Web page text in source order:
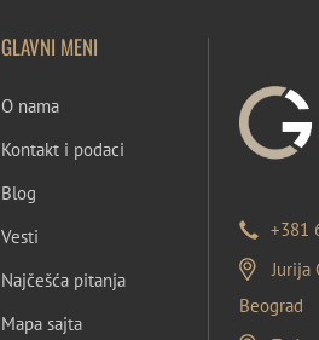
GLAVNI MENI
O nama
Kontakt i podaci
Blog
Vesti
Najčešća pitanja
Mapa sajta
+381
Jurija
Beograd